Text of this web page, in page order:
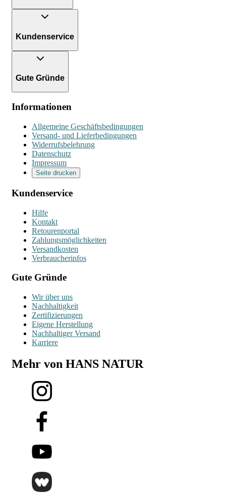
Kundenservice
Gute Gründe
Informationen
Allgemeine Geschäftsbedingungen
Versand- und Lieferbedingungen
Widerrufsbelehrung
Datenschutz
Impressum
Seite drucken
Kundenservice
Hilfe
Kontakt
Retourenportal
Zahlungsmöglichkeiten
Versandkosten
Verbraucherinfos
Gute Gründe
Wir über uns
Nachhaltigkeit
Zertifizierungen
Eigene Herstellung
Nachhaltiger Versand
Karriere
Mehr von HANS NATUR